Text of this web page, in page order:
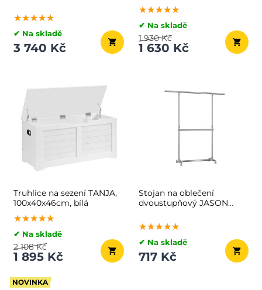
★★★★★
★★★★★
★★★★★
✔ Na skladě
3 740 Kč
★★★★★
★★★★★
★★★★★
✔ Na skladě
1 630 Kč
1 930 Kč
Truhlice na sezení TANJA,
100x40x46cm, bílá
★★★★★
★★★★★
★★★★★
✔ Na skladě
1 895 Kč
2 108 Kč
Stojan na oblečení
dvoustupňový JASON
★★★★★
★★★★★
★★★★★
✔ Na skladě
717 Kč
NOVINKA